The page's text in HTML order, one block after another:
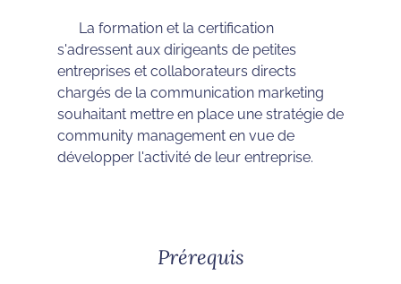
La formation et la certification
s'adressent aux dirigeants de petites
entreprises et collaborateurs directs
chargés de la communication marketing
souhaitant mettre en place une stratégie de
community management en vue de
développer l'activité de leur entreprise.
Prérequis